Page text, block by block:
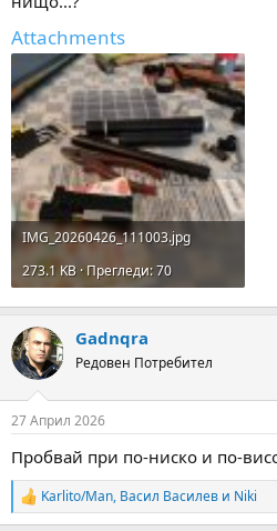
Attachments
IMG_20260426_111003.jpg
273.1 KB · Прегледи: 70
Gadnqra
Редовен Потребител
27 Април 2026
Пробвай при по-ниско и по-
R
e
Karlito/Man, Васил Василев и Niki